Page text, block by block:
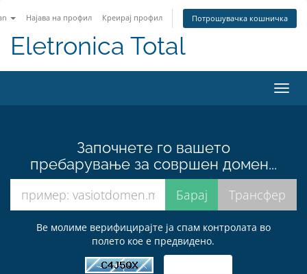
Најава на профил Креирај профил Потрошувачка кошничка
Eletronica Total
ја
Започнете го вашето
пребарување за совршен домен...
Ве молиме верифицирајте ја спам контролата во
полето кое е предвидено.